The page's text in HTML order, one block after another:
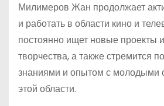
Милимеров Жан продолжает
и работать в области кино и
постоянно ищет новые проекты
творчества, а также стремится
знаниями и опытом с молодыми
этой области.